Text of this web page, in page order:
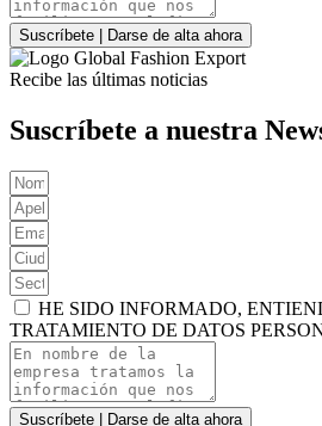
Suscríbete | Darse de alta ahora
Recibe las últimas noticias
Suscríbete a nuestra
HE SIDO INFORMADO,
TRATAMIENTO DE DATOS
Suscríbete | Darse de alta ahora